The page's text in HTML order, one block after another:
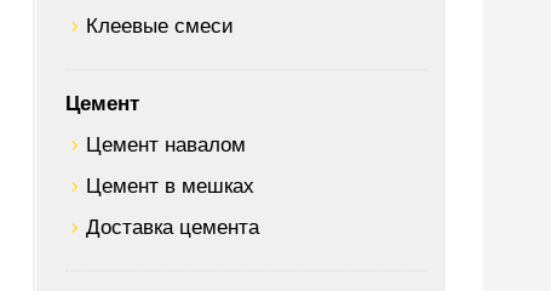
Клеевые смеси
Цемент
Цемент навалом
Цемент в мешках
Доставка цемента